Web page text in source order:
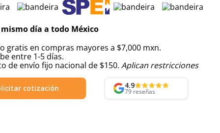
mismo día a todo México
gratis en compras mayores a $7,000 mxn.
entre 1-5 días.
de envío fijo nacional de $150. Aplican restricciones
cotización 4.9
79 reseñas